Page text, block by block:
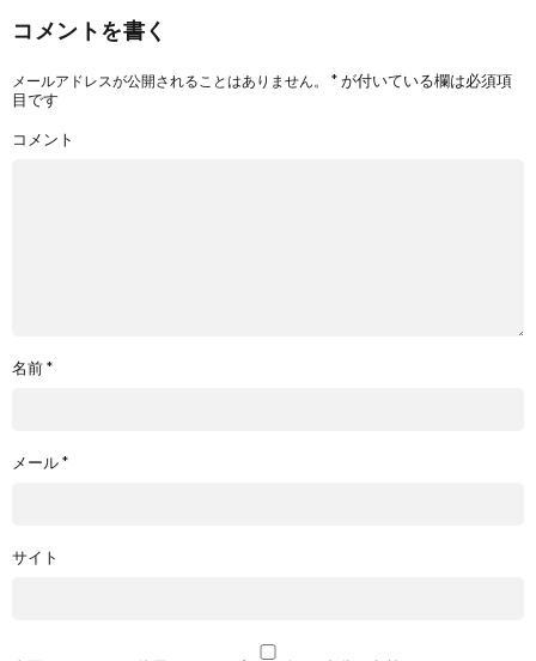
コメントを書く
メールアドレスが公開されることはありません。 *が付いている欄は必須項
目です
コメント
名前*
メール*
サイト